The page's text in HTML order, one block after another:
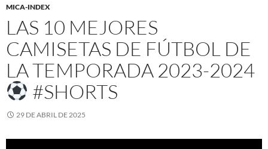
MICA-INDEX
LAS 10 MEJORES
CAMISETAS DE FÚTBOL DE
LA TEMPORADA 2023-2024
#SHORTS
29 DE ABRIL DE 2025